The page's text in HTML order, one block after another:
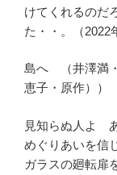
けてくれるのだ
た・・。（2022
島へ （井澤満
恵子・原作））
見知らぬ人よ
めぐりあいを信
ガラスの廻転扉